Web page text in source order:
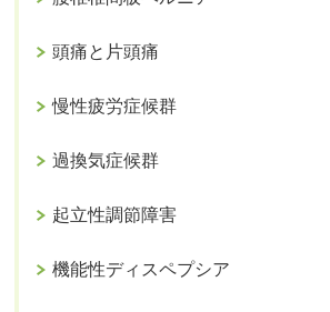
頭痛と片頭痛
慢性疲労症候群
過換気症候群
起立性調節障害
機能性ディスペプシア